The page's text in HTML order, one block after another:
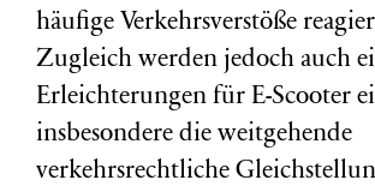
häufige Verkehrsverstöße
Zugleich werden jedoch auch
Erleichterungen für E-Scooter
insbesondere die weitgehende
verkehrsrechtliche